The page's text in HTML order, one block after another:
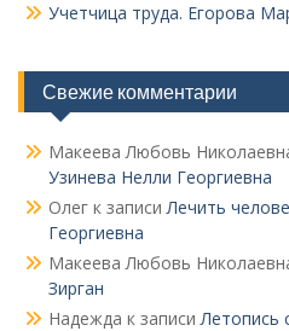
Учетчица труда. Его­рова
Свежие комментарии
Макеева Любовь
Узинева Нелли Георгиевна
Олег к записиЛечить
Георгиевна
Макеева Любовь
Зирган
Надежда к записиЛетопись